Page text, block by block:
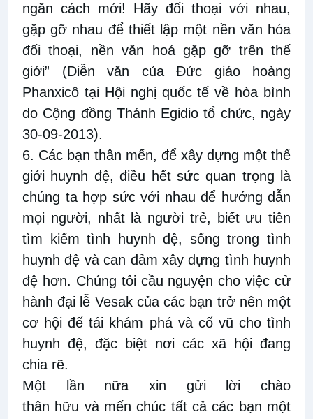
ngăn cách mới! Hãy đối thoại với nhau,
gặp gỡ nhau để thiết lập một nền văn hóa
đối thoại, nền văn hoá gặp gỡ trên thế
giới” (Diễn văn của Đức giáo hoàng
Phanxicô tại Hội nghị quốc tế về hòa bình
do Cộng đồng Thánh Egidio tổ chức, ngày
30-09-2013).
6. Các bạn thân mến, để xây dựng một thế
giới huynh đệ, điều hết sức quan trọng là
chúng ta hợp sức với nhau để hướng dẫn
mọi người, nhất là người trẻ, biết ưu tiên
tìm kiếm tình huynh đệ, sống trong tình
huynh đệ và can đảm xây dựng tình huynh
đệ hơn. Chúng tôi cầu nguyện cho việc cử
hành đại lễ Vesak của các bạn trở nên một
cơ hội để tái khám phá và cổ vũ cho tình
huynh đệ, đặc biệt nơi các xã hội đang
chia rẽ.
Một lần nữa xin gửi lời chào
thân hữu và mến chúc tất cả các bạn một